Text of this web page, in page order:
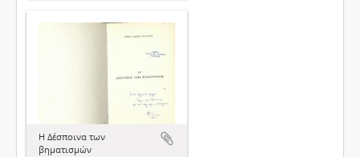
Η Δέσποινα των
βηματισμών